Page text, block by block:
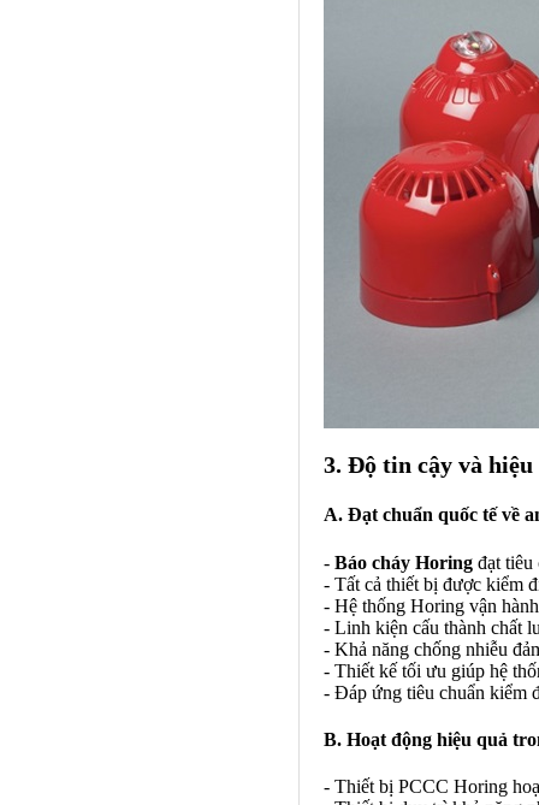
3. Độ tin cậy và
A. Đạt chuẩn quốc tế về
- Báo cháy Horing đạt tiêu
- Tất cả thiết bị được kiểm
- Hệ thống Horing vận
- Linh kiện cấu thành chất
- Khả năng chống nhiễu
- Thiết kế tối ưu giúp hệ
- Đáp ứng tiêu chuẩn kiểm
B. Hoạt động hiệu quả
- Thiết bị PCCC Horing